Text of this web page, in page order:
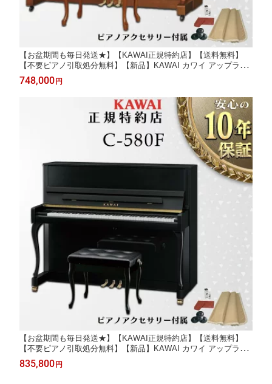
【お盆期間も毎日発送★】【KAWAI正規特約店】【送料無料】
【不要ピアノ引取処分無料】【新品】KAWAI カワイ アップライ
トピアノ C-480F
748,000 円
【お盆期間も毎日発送★】【KAWAI正規特約店】【送料無料】
【不要ピアノ引取処分無料】【新品】KAWAI カワイ アップライ
トピアノ C-580F
835,800 円